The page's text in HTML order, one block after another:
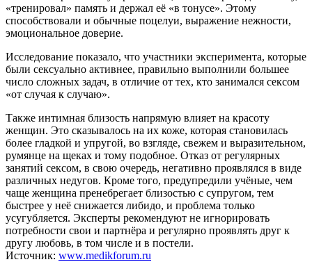
«тренировал» память и держал её «в тонусе». Этому
способствовали и обычные поцелуи, выражение нежности,
эмоциональное доверие.
Исследование показало, что участники эксперимента, которые
были сексуально активнее, правильно выполнили большее
число сложных задач, в отличие от тех, кто занимался сексом
«от случая к случаю».
Также интимная близость напрямую влияет на красоту
женщин. Это сказывалось на их коже, которая становилась
более гладкой и упругой, во взгляде, свежем и выразительном,
румянце на щеках и тому подобное. Отказ от регулярных
занятий сексом, в свою очередь, негативно проявлялся в виде
различных недугов. Кроме того, предупредили учёные, чем
чаще женщина пренебрегает близостью с супругом, тем
быстрее у неё снижается либидо, и проблема только
усугубляется. Эксперты рекомендуют не игнорировать
потребности свои и партнёра и регулярно проявлять друг к
другу любовь, в том числе и в постели.
Источник: www.medikforum.ru